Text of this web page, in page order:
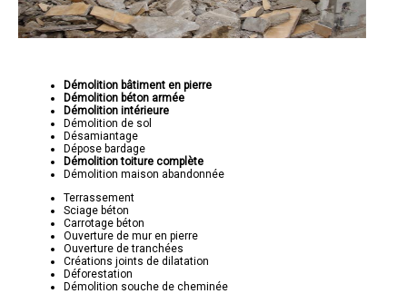
Démolition bâtiment en pierre
Démolition béton armée
Démolition intérieure
Démolition de sol
Désamiantage
Dépose bardage
Démolition toiture complète
Démolition maison abandonnée
Terrassement
Sciage béton
Carrotage béton
Ouverture de mur en pierre
Ouverture de tranchées
Créations joints de dilatation
Déforestation
Démolition souche de cheminée